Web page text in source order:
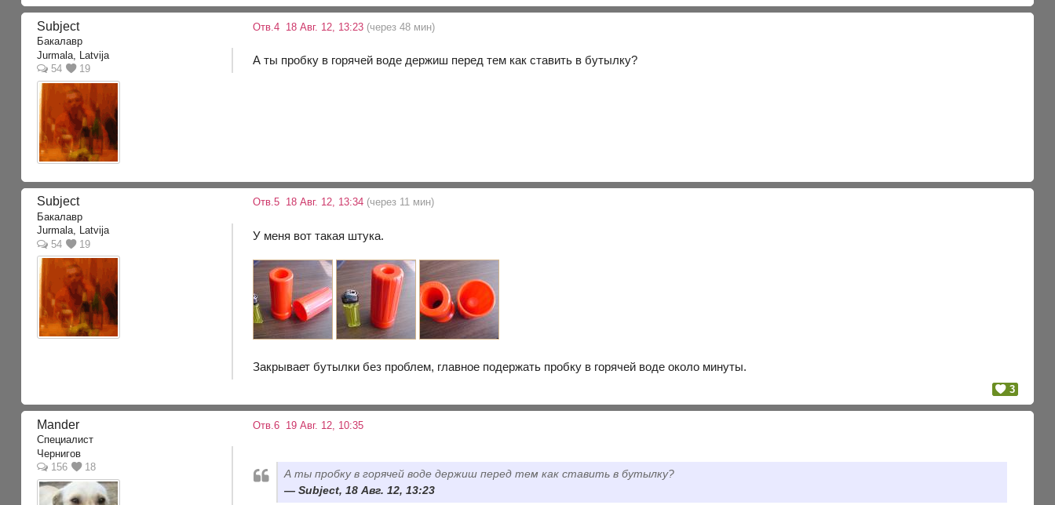
Subject
Бакалавр
Jurmala, Latvija
54
19
Отв.4 18 Авг. 12, 13:23 (через 48 мин)
А ты пробку в горячей воде держиш перед тем как ставить в бутылку?
Subject
Бакалавр
Jurmala, Latvija
54
19
Отв.5 18 Авг. 12, 13:34 (через 11 мин)
У меня вот такая штука.
Закрывает бутылки без проблем, главное подержать пробку в горячей воде около минуты.
3
Mander
Специалист
Чернигов
156
18
Отв.6 19 Авг. 12, 10:35
А ты пробку в горячей воде держиш перед тем как ставить в бутылку?
Subject, 18 Авг. 12, 13:23